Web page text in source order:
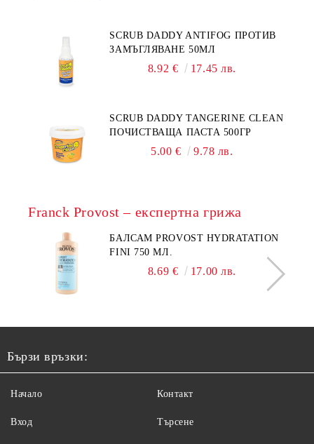
SCRUB DADDY ANTIFOG ПРОТИВ
ЗАМЪГЛЯВАНЕ 50МЛ
8.92 € 17.45 лв.
SCRUB DADDY TANGERINE CLEAN
ПОЧИСТВАЩА ПАСТА 500ГР
5.00 € 9.78 лв.
Franck Provost – експертна грижа
БАЛСАМ PROVOST HYDRATATION
FINI 750 МЛ.
8.69 € 17.00 лв.
Бързи връзки:
Начало
Вход
Контакт
Търсене